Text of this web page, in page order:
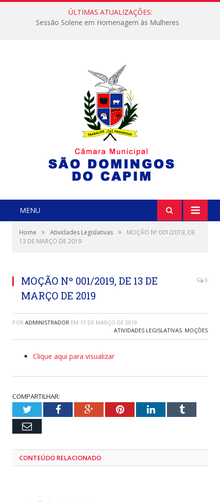
ÚLTIMAS ATUALIZAÇÕES:
Sessão Solene em Homenagem às Mulheres
MENU
Home » Atividades Legislativas »
MOÇÃO Nº 001/2019, DE
13 DE MARÇO DE 2019
MOÇÃO Nº 001/2019, DE 13 DE
MARÇO DE 2019
0
POR ADMINISTRADOR EM 13 DE MARÇO DE 2019
ATIVIDADES LEGISLATIVAS, MOÇÕES
Clique aqui para visualizar
COMPARTILHAR:
TwitterFacebookGoogle+PinterestLinkedInTumblr
Email
CONTEÚDO RELACIONADO